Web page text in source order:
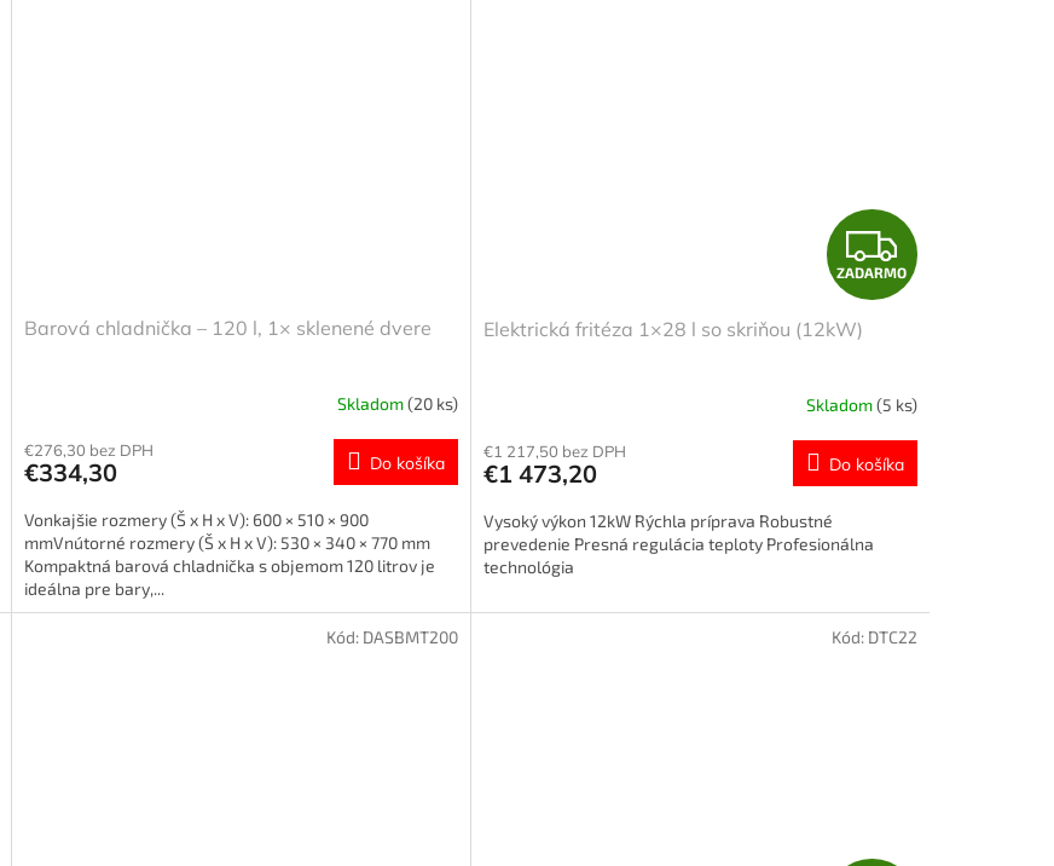
Barová chladnička – 120 l, 1× sklenené dvere
Skladom(20 ks)
€276,30 bez DPH
€334,30 Do košíka
Vonkajšie rozmery (Š x H x V): 600 × 510 × 900
mmVnútorné rozmery (Š x H x V): 530 × 340 × 770 mm
Kompaktná barová chladnička s objemom 120 litrov je
ideálna pre bary,...
Z
A
A
R
M
ZADARMO
Elektrická fritéza 1×28 l so skriňou (12kW)
Skladom(5 ks)
€1 217,50 bez DPH
€1 473,20 Do košíka
Vysoký výkon 12kW Rýchla príprava Robustné
prevedenie Presná regulácia teploty Profesionálna
technológia
Kód: DASBMT200 Kód: DTC22